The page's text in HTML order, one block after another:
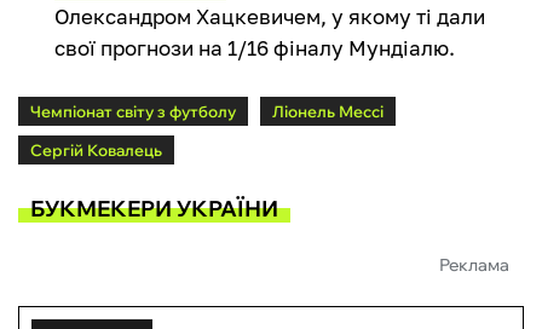
Олександром Хацкевичем, у якому ті дали
свої прогнози на 1/16 фіналу Мундіалю.
Чемпіонат світу з футболу
Ліонель Мессі
Сергій Ковалець
БУКМЕКЕРИ УКРАЇНИ
Реклама